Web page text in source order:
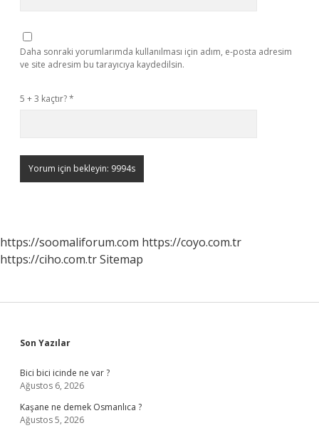
Daha sonraki yorumlarımda kullanılması için adım, e-posta adresim
ve site adresim bu tarayıcıya kaydedilsin.
5 + 3 kaçtır?*
https://soomaliforum.com https://coyo.com.tr
https://ciho.com.trSitemap
Sidebar
Son Yazılar
Bici bici icinde ne var ?
Ağustos 6, 2026
Kaşane ne demek Osmanlıca ?
Ağustos 5, 2026